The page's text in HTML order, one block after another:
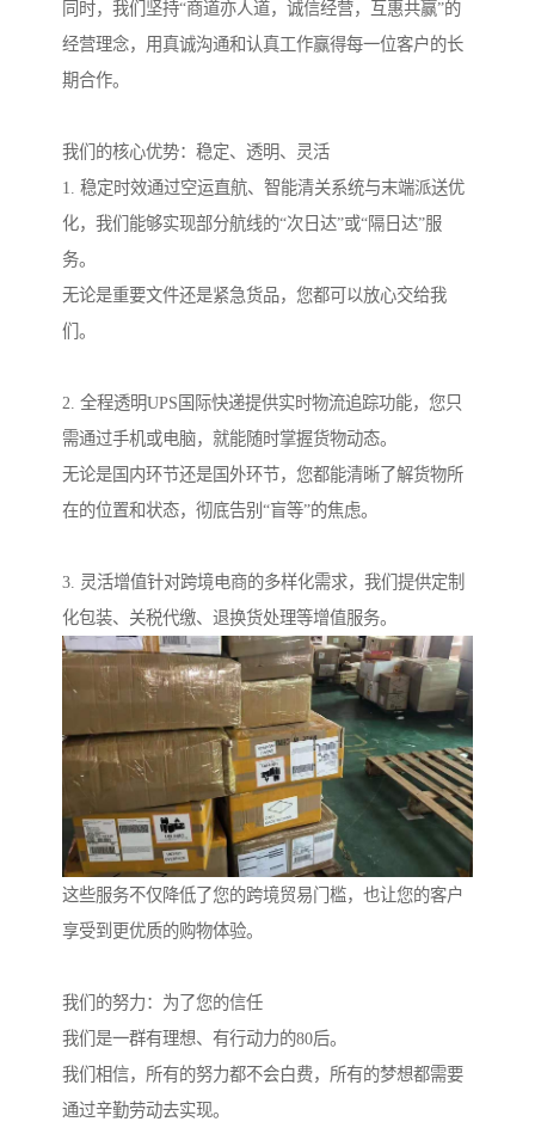
同时，我们坚持“商道亦人道，诚信经营，互惠共赢”的
经营理念，用真诚沟通和认真工作赢得每一位客户的长
期合作。
我们的核心优势：稳定、透明、灵活
1. 稳定时效通过空运直航、智能清关系统与末端派送优
化，我们能够实现部分航线的“次日达”或“隔日达”服
务。
无论是重要文件还是紧急货品，您都可以放心交给我
们。
2. 全程透明UPS国际快递提供实时物流追踪功能，您只
需通过手机或电脑，就能随时掌握货物动态。
无论是国内环节还是国外环节，您都能清晰了解货物所
在的位置和状态，彻底告别“盲等”的焦虑。
3. 灵活增值针对跨境电商的多样化需求，我们提供定制
化包装、关税代缴、退换货处理等增值服务。
这些服务不仅降低了您的跨境贸易门槛，也让您的客户
享受到更优质的购物体验。
我们的努力：为了您的信任
我们是一群有理想、有行动力的80后。
我们相信，所有的努力都不会白费，所有的梦想都需要
通过辛勤劳动去实现。